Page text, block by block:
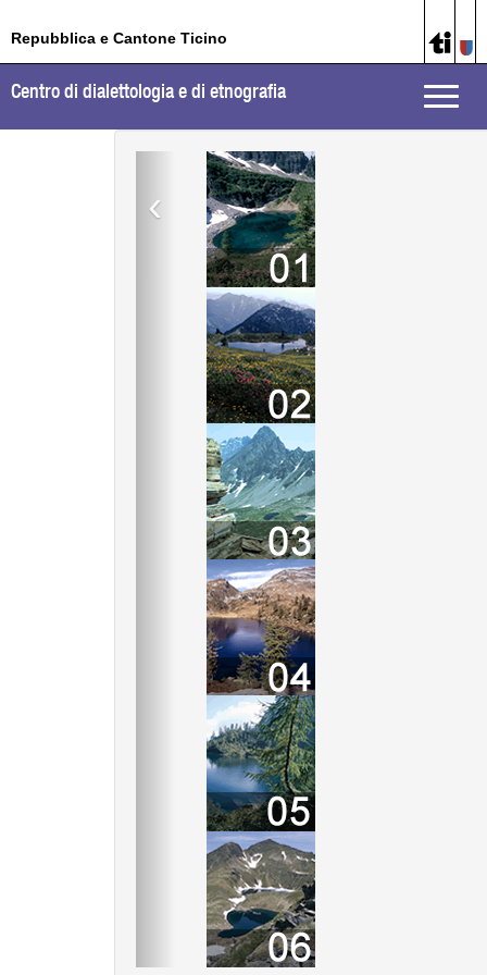
Repubblica e Cantone Ticino
Toggle
Centro di dialettologia e di etnografia
‹